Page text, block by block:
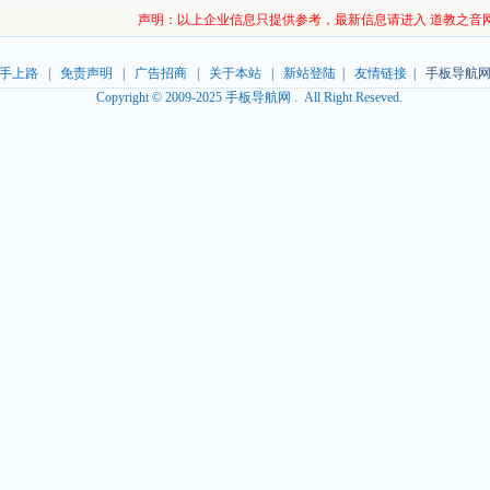
声明：以上企业信息只提供参考，最新信息请进入 道教之音
上路| 免责声明 广告招商| 关于本站| 新站登陆| 友情链接| 手板导航
Copyright © 2009-2025 手板导航网 . All Right Reseved.